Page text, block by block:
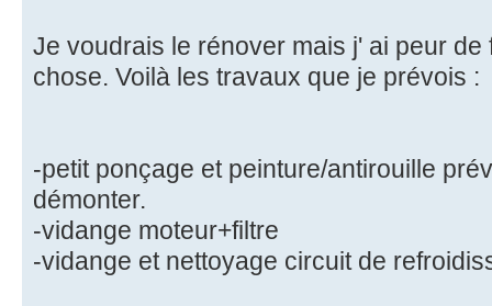
Je voudrais le rénover mais j' ai peur
chose. Voilà les travaux que je prévois :
-petit ponçage et peinture/antirouille
démonter.
-vidange moteur+filtre
-vidange et nettoyage circuit de